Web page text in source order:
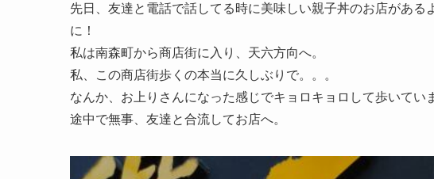
先日、友達と電話で話してる時に美味しい親子丼のお店がある
に！
私は南森町から商店街に入り、天六方向へ。
私、この商店街歩くの本当に久しぶりで。。。
なんか、お上りさんになった感じでキョロキョロして歩いてい
途中で無事、友達と合流してお店へ。